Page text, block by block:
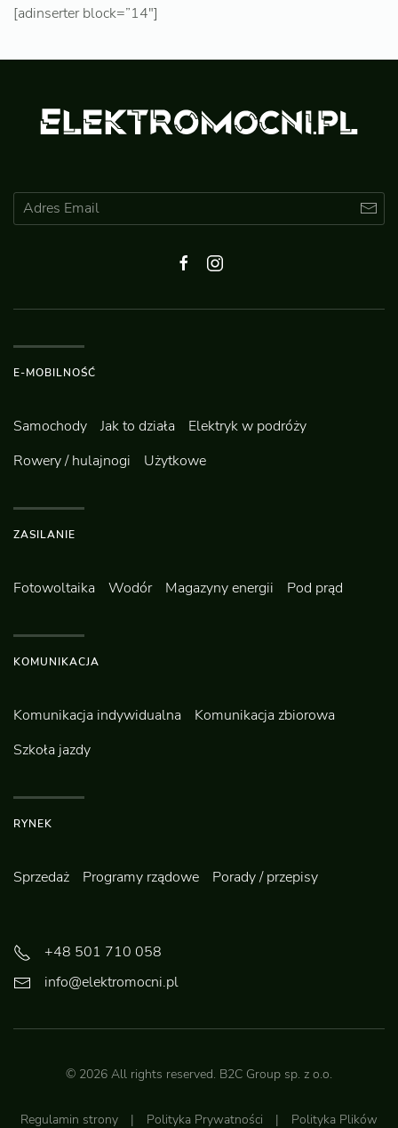
[adinserter block=”14″]
E-MOBILNOŚĆ
Samochody Jak to działa
Elektryk w podróży
Rowery / hulajnogi
Użytkowe
ZASILANIE
Fotowoltaika Wodór Magazyny energii Pod prąd
KOMUNIKACJA
Komunikacja indywidualna
Komunikacja zbiorowa
Szkoła jazdy
RYNEK
Sprzedaż Programy rządowe Porady / przepisy
+48 501 710 058
info@elektromocni.pl
© 2026 All rights reserved. B2C Group sp. z o.o.
Regulamin strony | Polityka Prywatności | Polityka Plików